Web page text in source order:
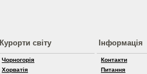
Курорти світу
Чорногорія
Хорватія
Інформація
Контакти
Питання